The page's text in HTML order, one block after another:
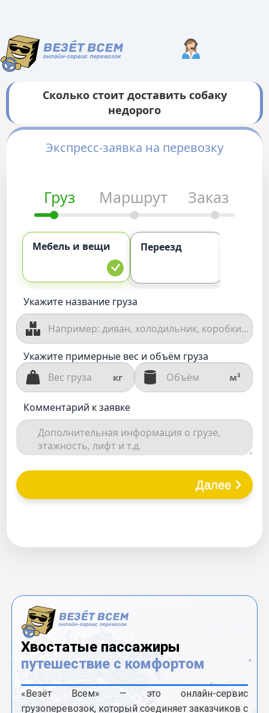
Сколько стоит доставить собаку
недорого
Экспресс-заявка на перевозку
Груз Маршрут Заказ
Мебель и вещи Переезд
Укажите название груза
Укажите примерные вес и объём груза
кг м³
Комментарий к заявке
Далее
Хвостатые пассажиры
путешествие с комфортом
«Везёт Всем» — это онлайн-сервис
грузоперевозок, который соединяет заказчиков с